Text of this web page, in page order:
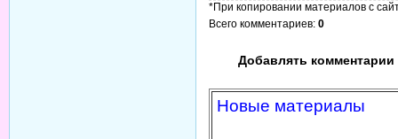
*При копировании материалов с
Всего комментариев: 0
Добавлять комментарии
Новые материалы